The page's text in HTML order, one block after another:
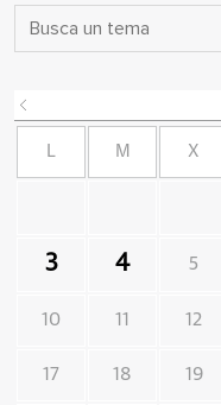
L M X
3 4 5
10 11 12
17 18 19